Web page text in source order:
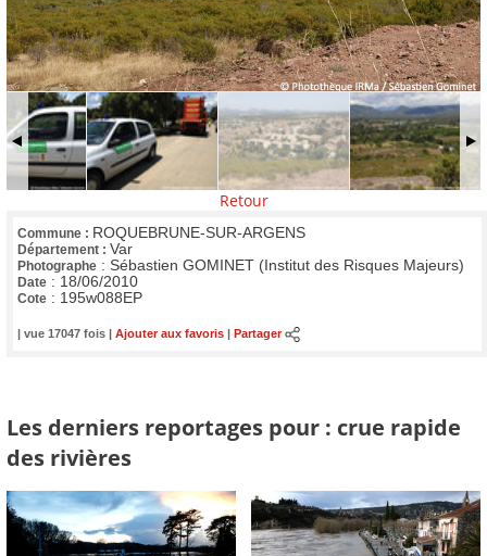
Retour
Commune : ROQUEBRUNE-SUR-ARGENS
Département : Var
Photographe : Sébastien GOMINET (Institut des Risques Majeurs)
Date : 18/06/2010
Cote : 195w088EP
| vue 17047 fois | Ajouter aux favoris Partager
Les derniers reportages pour : crue rapide
des rivières